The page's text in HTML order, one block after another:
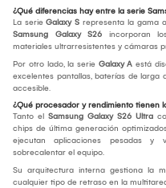
¿Qué diferencias hay entre la serie
La serie Galaxy S representa la gama
Samsung Galaxy S26 incorporan
materiales ultrarresistentes y cámaras
Por otro lado, la serie Galaxy A está
excelentes pantallas, baterías de
accesible.
¿Qué procesador y rendimiento tienen
Tanto el Samsung Galaxy S26 Ultra
chips de última generación
ejecutan aplicaciones pesadas y
sobrecalentar el equipo.
Su arquitectura interna gestiona la
cualquier tipo de retraso en la